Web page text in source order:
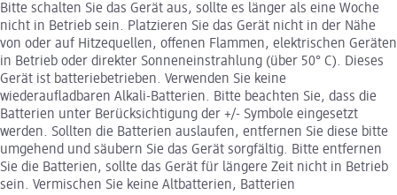
Bitte schalten Sie das Gerät aus, sollte es länger als eine Woche
nicht in Betrieb sein. Platzieren Sie das Gerät nicht in der Nähe
von oder auf Hitzequellen, offenen Flammen, elektrischen Geräten
in Betrieb oder direkter Sonneneinstrahlung (über 50° C). Dieses
Gerät ist batteriebetrieben. Verwenden Sie keine
wiederaufladbaren Alkali-Batterien. Bitte beachten Sie, dass die
Batterien unter Berücksichtigung der +/- Symbole eingesetzt
werden. Sollten die Batterien auslaufen, entfernen Sie diese bitte
umgehend und säubern Sie das Gerät sorgfältig. Bitte entfernen
Sie die Batterien, sollte das Gerät für längere Zeit nicht in Betrieb
sein. Vermischen Sie keine Altbatterien, Batterien